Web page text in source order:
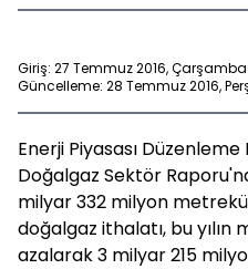
Giriş: 27 Temmuz 2016, Çarşamba
Güncelleme: 28 Temmuz 2016,
Enerji Piyasası
Doğalgaz Sektör
milyar 332 milyon
doğalgaz ithalatı, bu yılın
azalarak 3 milyar 215